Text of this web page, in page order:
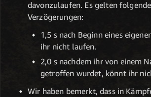
davonzulaufen. Es gelten folgende
Verzögerungen:
1,5 s nach Beginn eines
ihr nicht laufen.
2,0 s nachdem ihr von einem
getroffen wurdet, könnt ihr
Wir haben bemerkt, dass in